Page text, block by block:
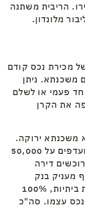
הריבית משתנה
מכירת נכס קודם
משכנתא. ניתן
פעמי או לשלם
את הקרן
משכנתא ירוקה.
משכנתא זו מעניקה תנאי ריבית מועדפים על 50,000
דירה
מעניק בנק
הפועלים מימון למערכות סולאריות ביתיות, 100%
עצמו. סה"כ